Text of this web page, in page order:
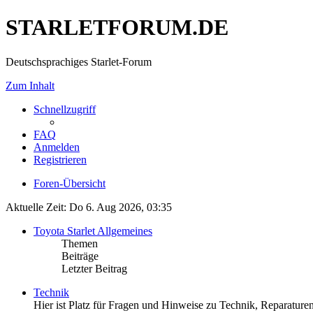
STARLETFORUM.DE
Deutschsprachiges Starlet-Forum
Zum Inhalt
Schnellzugriff
FAQ
Anmelden
Registrieren
Foren-Übersicht
Aktuelle Zeit: Do 6. Aug 2026, 03:35
Toyota Starlet Allgemeines
Themen
Beiträge
Letzter Beitrag
Technik
Hier ist Platz für Fragen und Hinweise zu Technik,